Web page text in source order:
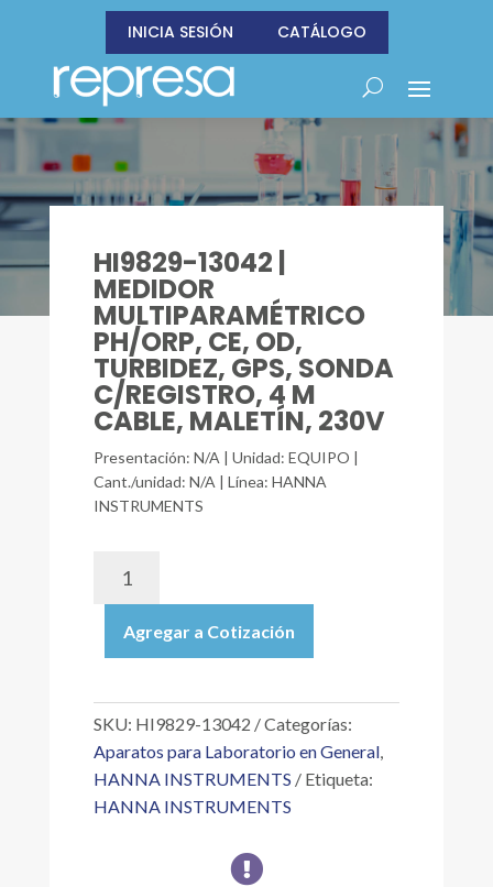
INICIA SESIÓN CATÁLOGO
HI9829-13042 |
MEDIDOR
MULTIPARAMÉTRICO
PH/ORP, CE, OD,
TURBIDEZ, GPS, SONDA
C/REGISTRO, 4 M
CABLE, MALETÍN, 230V
Presentación: N/A | Unidad: EQUIPO |
Cant./unidad: N/A | Línea: HANNA
INSTRUMENTS
13042
MEDIDOR
MULTIPARAMÉTRICO
CE,
TURBIDEZ,
GPS,
SONDA
Agregar a Cotización
SKU: HI9829-13042
Categorías:
Aparatos para Laboratorio en General,
HANNA INSTRUMENTS
Etiqueta:
HANNA INSTRUMENTS
